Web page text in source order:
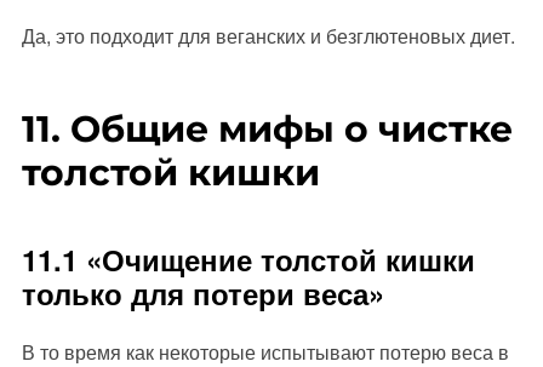
Да, это подходит для веганских и безглютеновых диет.
11. Общие мифы о чистке
толстой кишки
11.1 «Очищение толстой кишки
только для потери веса»
В то время как некоторые испытывают потерю веса в